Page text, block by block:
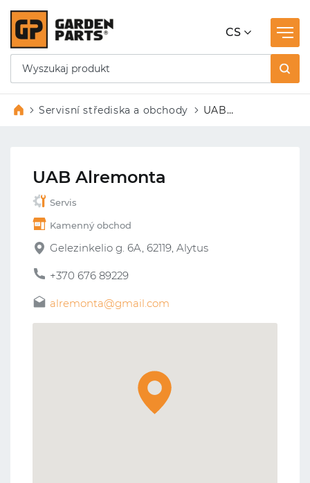
CS
Servisní střediska a obchody
UAB
UAB Alremonta
Servis
Kamenný obchod
Gelezinkelio g. 6A, 62119, Alytus
+370 676 89229
alremonta@gmail.com